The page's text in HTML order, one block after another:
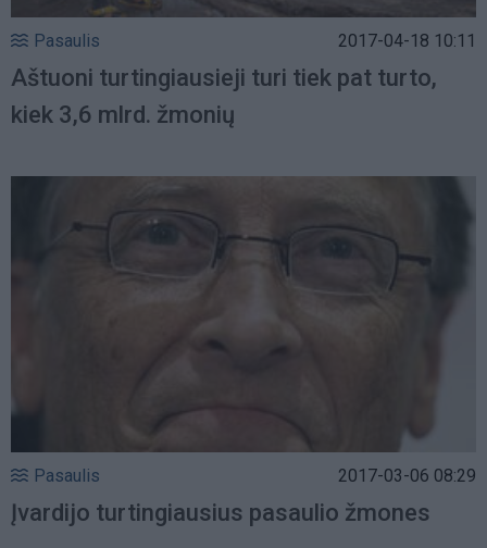
Pasaulis 2017-04-18 10:11
Aštuoni turtingiausieji turi tiek pat turto,
kiek 3,6 mlrd. žmonių
Pasaulis 2017-03-06 08:29
Įvardijo turtingiausius pasaulio žmones